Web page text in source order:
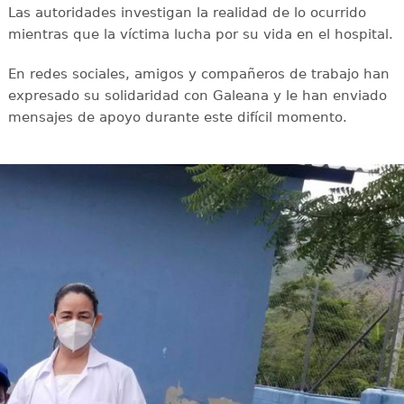
Las autoridades investigan la realidad de lo ocurrido
mientras que la víctima lucha por su vida en el hospital.
En redes sociales, amigos y compañeros de trabajo han
expresado su solidaridad con Galeana y le han enviado
mensajes de apoyo durante este difícil momento.